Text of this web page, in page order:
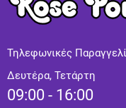
Τηλεφωνικές
Δευτέρα, Τετάρτη
09:00 - 16:00